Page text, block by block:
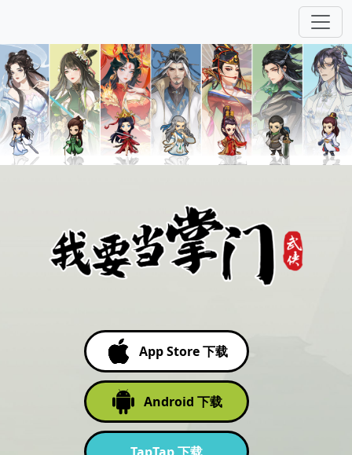
App Store 下载
Android 下载